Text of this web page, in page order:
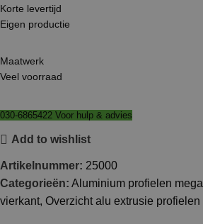
Korte levertijd
Eigen productie
Maatwerk
Veel voorraad
030-6865422 Voor hulp & advies
Add to wishlist
Artikelnummer: 25000
Categorieën: Aluminium profielen mega
vierkant, Overzicht alu extrusie profielen